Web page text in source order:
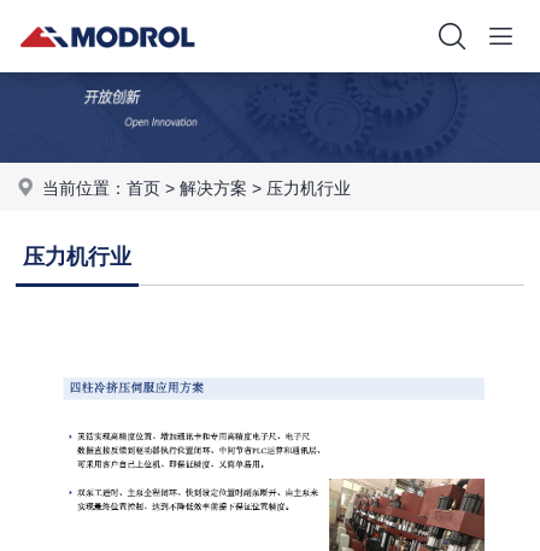
当前位置：首页 >解决方案 > 压力机行业
压力机行业